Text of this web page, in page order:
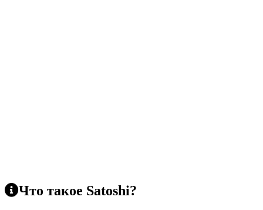
Что такое Satoshi?